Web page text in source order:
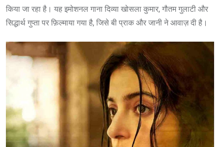
किया जा रहा है। यह इमोशनल गाना दिव्या खोसला कुमार, गौतम गुलाटी और
सिद्धार्थ गुप्ता पर फ़िल्माया गया है, जिसे बी प्राक और जानी ने आवाज़ दी है।